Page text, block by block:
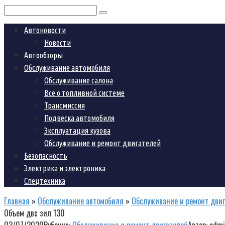
Поиск:
Автоновости
Новости
Автообзоры
Обслуживание автомобиля
Обслуживание салона
Все о топливной системе
Трансмиссия
Подвеска автомобиля
Эксплуатация кузова
Обслуживание и ремонт двигателей
Безопасность
Электрика и электроника
Спецтехника
Главная » Обслуживание автомобиля » Обслуживание и ремонт
Объем двс зил 130